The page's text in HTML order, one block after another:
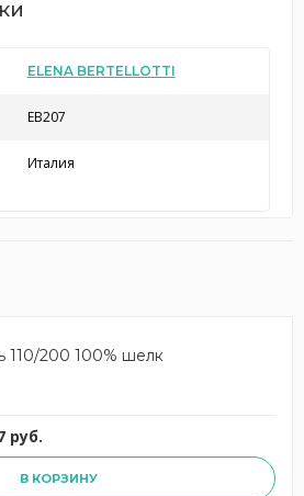
ELENA BERTELLOTTI
EB207
Италия
110/200 100% шелк
руб.
В КОРЗИНУ